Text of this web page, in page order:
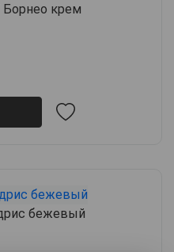
Борнео крем
бежевый